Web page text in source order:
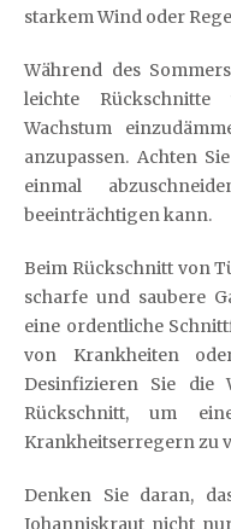
starkem Wind oder
Während des
leichte Rückschnitte
Wachstum
anzupassen. Achten
einmal
beeinträchtigen kann.
Beim Rückschnitt von
scharfe und saubere
eine ordentliche
von Krankheiten
Desinfizieren Sie die
Rückschnitt, um
Krankheitserregern zu
Denken Sie daran,
Johanniskraut nicht